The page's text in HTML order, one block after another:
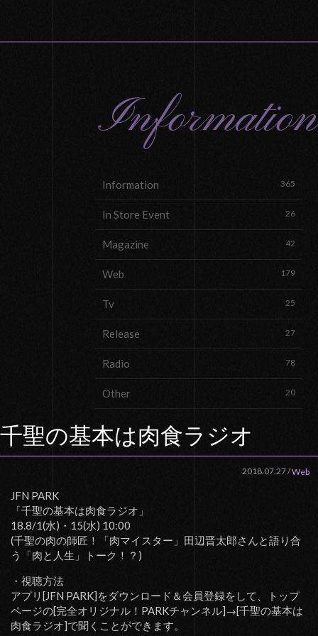
Information
Information 365
In Store Event 26
Magazine 42
Web 179
Tv 25
Release 27
Radio 78
Other 20
千聖の基本は肉食ラジオ
2018.07.27/Web
JFN PARK
「千聖の基本は肉食ラジオ」
18.8/1(水)・15(水) 10:00
(千聖の肉の師匠！「肉マイスター」田辺晋太郎さんと語り合
う「肉と人生」トーク！？)
・視聴方法
アプリ[JFN PARK]をダウンロード＆会員登録をして、トップ
ページの[完全オリジナル！PARKチャンネル]→[千聖の基本は
肉食ラジオ]で聞くことができます。